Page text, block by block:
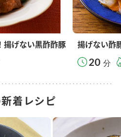
揚げない黒酢酢豚 揚げない酢
20 分
着レシピ